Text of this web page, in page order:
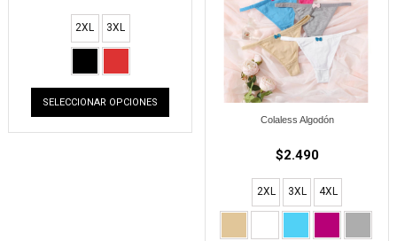
2XL 3XL
SELECCIONAR OPCIONES
Colaless Algodón
$2.490
2XL 3XL 4XL